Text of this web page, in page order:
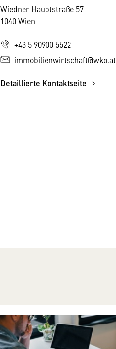
Wiedner Hauptstraße 57
1040 Wien
+43 5 90900 5522
immobilienwirtschaft@wko.at
Detaillierte Kontaktseite